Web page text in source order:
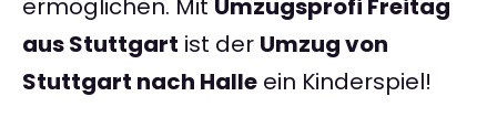
ermöglichen. Mit Umzugsprofi Freitag
aus Stuttgart ist der Umzug von
Stuttgart nach Halle ein Kinderspiel!